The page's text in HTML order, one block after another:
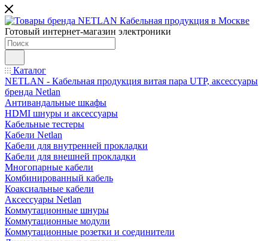
Готовый интернет-магазин электроники
Каталог
NETLAN - Кабельная продукция витая пара UTP, аксессуары
бренда Netlan
Антивандальные шкафы
HDMI шнуры и аксессуары
Кабельные тестеры
Кабели Netlan
Кабели для внутренней прокладки
Кабели для внешней прокладки
Многопарные кабели
Комбинированный кабель
Коаксиальные кабели
Аксессуары Netlan
Коммутационные шнуры
Коммутационные модули
Коммутационные розетки и соединители